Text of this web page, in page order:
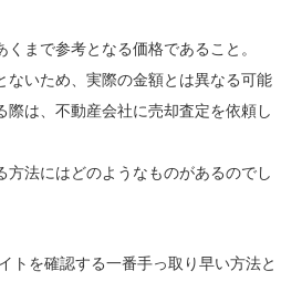
まで参考となる価格であること。
ないため、実際の金額とは異なる可能
際は、不動産会社に売却査定を依頼し
方法にはどのようなものがあるのでし
トを確認する一番手っ取り早い方法と